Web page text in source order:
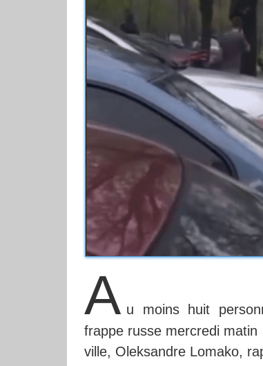
A u moins huit
frappe russe mercredi
ville, Oleksandre Lomako,